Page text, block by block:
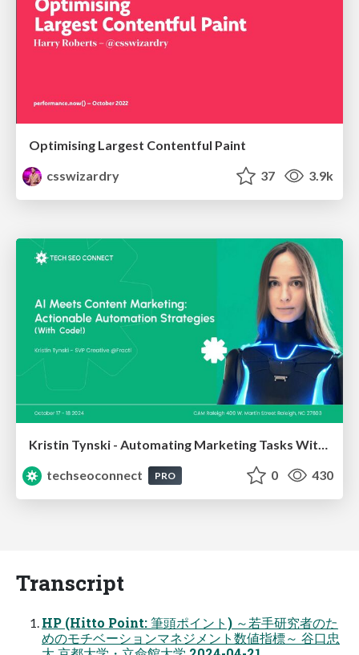
Optimising Largest Contentful Paint
csswizardry
37 3.9k
techseoconnect
PRO 0 430
Transcript
HP (Hitto Point: 筆頭ポイント) ～若手研究者のた
めのモチベーションマネジメント数値指標～ 谷口忠